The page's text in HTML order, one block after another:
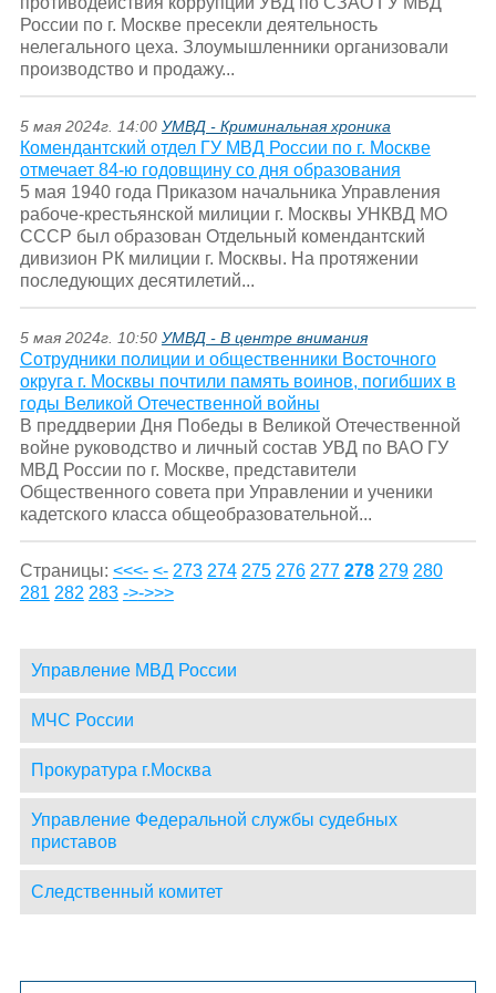
России по г. Москве пресекли деятельность
нелегального цеха. Злоумышленники организовали
производство и продажу...
5 мая 2024г. 14:00 УМВД - Криминальная хроника
Комендантский отдел ГУ МВД России по г. Москве
отмечает 84-ю годовщину со дня образования
5 мая 1940 года Приказом начальника Управления
рабоче-крестьянской милиции г. Москвы УНКВД МО
СССР был образован Отдельный комендантский
дивизион РК милиции г. Москвы. На протяжении
последующих десятилетий...
5 мая 2024г. 10:50 УМВД - В центре внимания
Сотрудники полиции и общественники Восточного
округа г. Москвы почтили память воинов, погибших в
годы Великой Отечественной войны
В преддверии Дня Победы в Великой Отечественной
войне руководство и личный состав УВД по ВАО ГУ
МВД России по г. Москве, представители
Общественного совета при Управлении и ученики
кадетского класса общеобразовательной...
Страницы: <<<- <- 273 274 275 276 277 278 279 280
281 282 283 ->->>>
Управление МВД России
МЧС России
Прокуратура г.Москва
Управление Федеральной службы судебных
приставов
Следственный комитет